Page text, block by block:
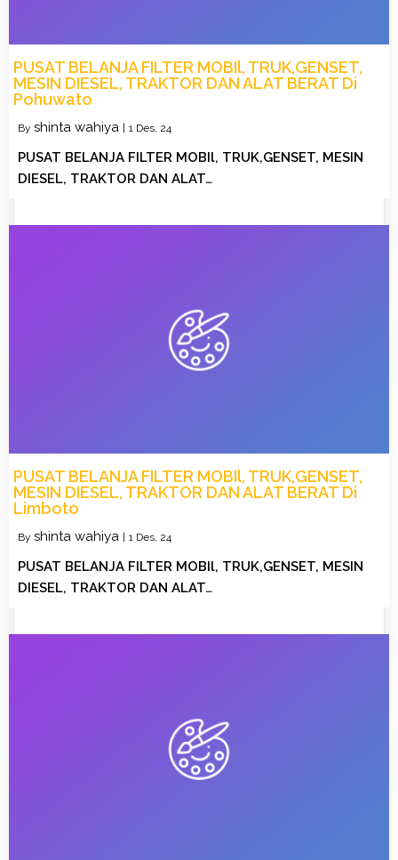
PUSAT BELANJA FILTER MOBIl, TRUK,GENSET,
MESIN DIESEL, TRAKTOR DAN ALAT BERAT Di
Pohuwato
By shinta wahiya 1 Des, 24
PUSAT BELANJA FILTER MOBIl, TRUK,GENSET, MESIN
DIESEL, TRAKTOR DAN ALAT…
PUSAT BELANJA FILTER MOBIl, TRUK,GENSET,
MESIN DIESEL, TRAKTOR DAN ALAT BERAT Di
Limboto
By shinta wahiya 1 Des, 24
PUSAT BELANJA FILTER MOBIl, TRUK,GENSET, MESIN
DIESEL, TRAKTOR DAN ALAT…